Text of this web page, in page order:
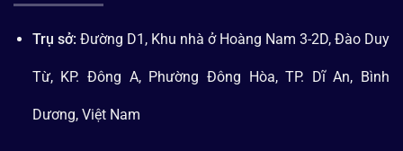
Trụ sở: Đường D1, Khu nhà ở Hoàng Nam 3-2D, Đào Duy
Từ, KP. Đông A, Phường Đông Hòa, TP. Dĩ An, Bình
Dương, Việt Nam